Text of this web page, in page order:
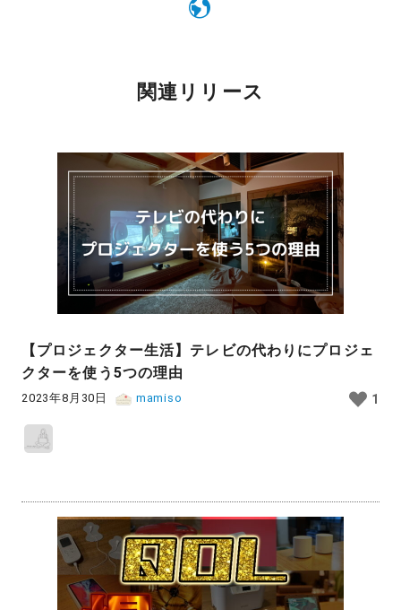
関連リリース
【プロジェクター生活】テレビの代わりにプロジェ
クターを使う5つの理由
2023年8月30日 mamiso 1